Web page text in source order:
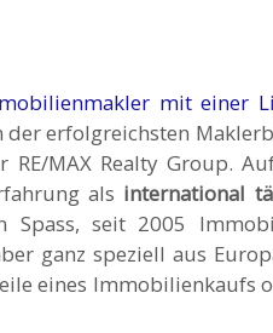
mit einer
erfolgreichsten
MAX Realty Group.
als international
seit 2005
ganz speziell aus
eines Immobilienkaufs